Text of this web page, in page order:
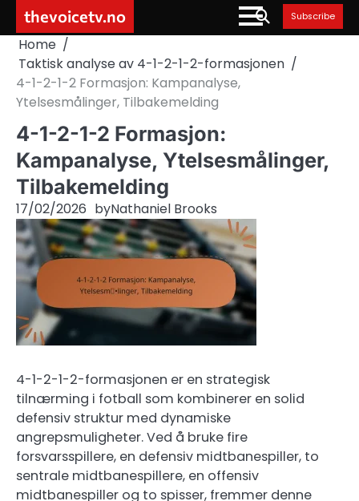
content
thevoicetv.no Subscribe
Home
Taktisk analyse av 4-1-2-1-2-formasjonen
4-1-2-1-2 Formasjon: Kampanalyse,
Ytelsesmålinger, Tilbakemelding
4-1-2-1-2 Formasjon:
Kampanalyse, Ytelsesmålinger,
Tilbakemelding
17/02/2026 byNathaniel Brooks
4-1-2-1-2-formasjonen er en strategisk
tilnærming i fotball som kombinerer en solid
defensiv struktur med dynamiske
angrepsmuligheter. Ved å bruke fire
forsvarsspillere, en defensiv midtbanespiller, to
sentrale midtbanespillere, en offensiv
midtbanespiller og to spisser, fremmer denne